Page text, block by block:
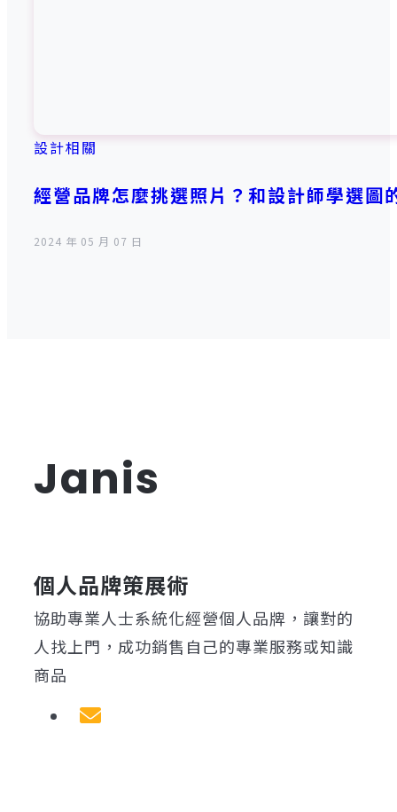
設計相關
經營品牌怎麼挑選照片？和設計師學選圖
2024 年 05 月 07 日
Janis
個人品牌策展術
協助專業人士系統化經營個人品牌，讓對的
人找上門，成功銷售自己的專業服務或知識
商品